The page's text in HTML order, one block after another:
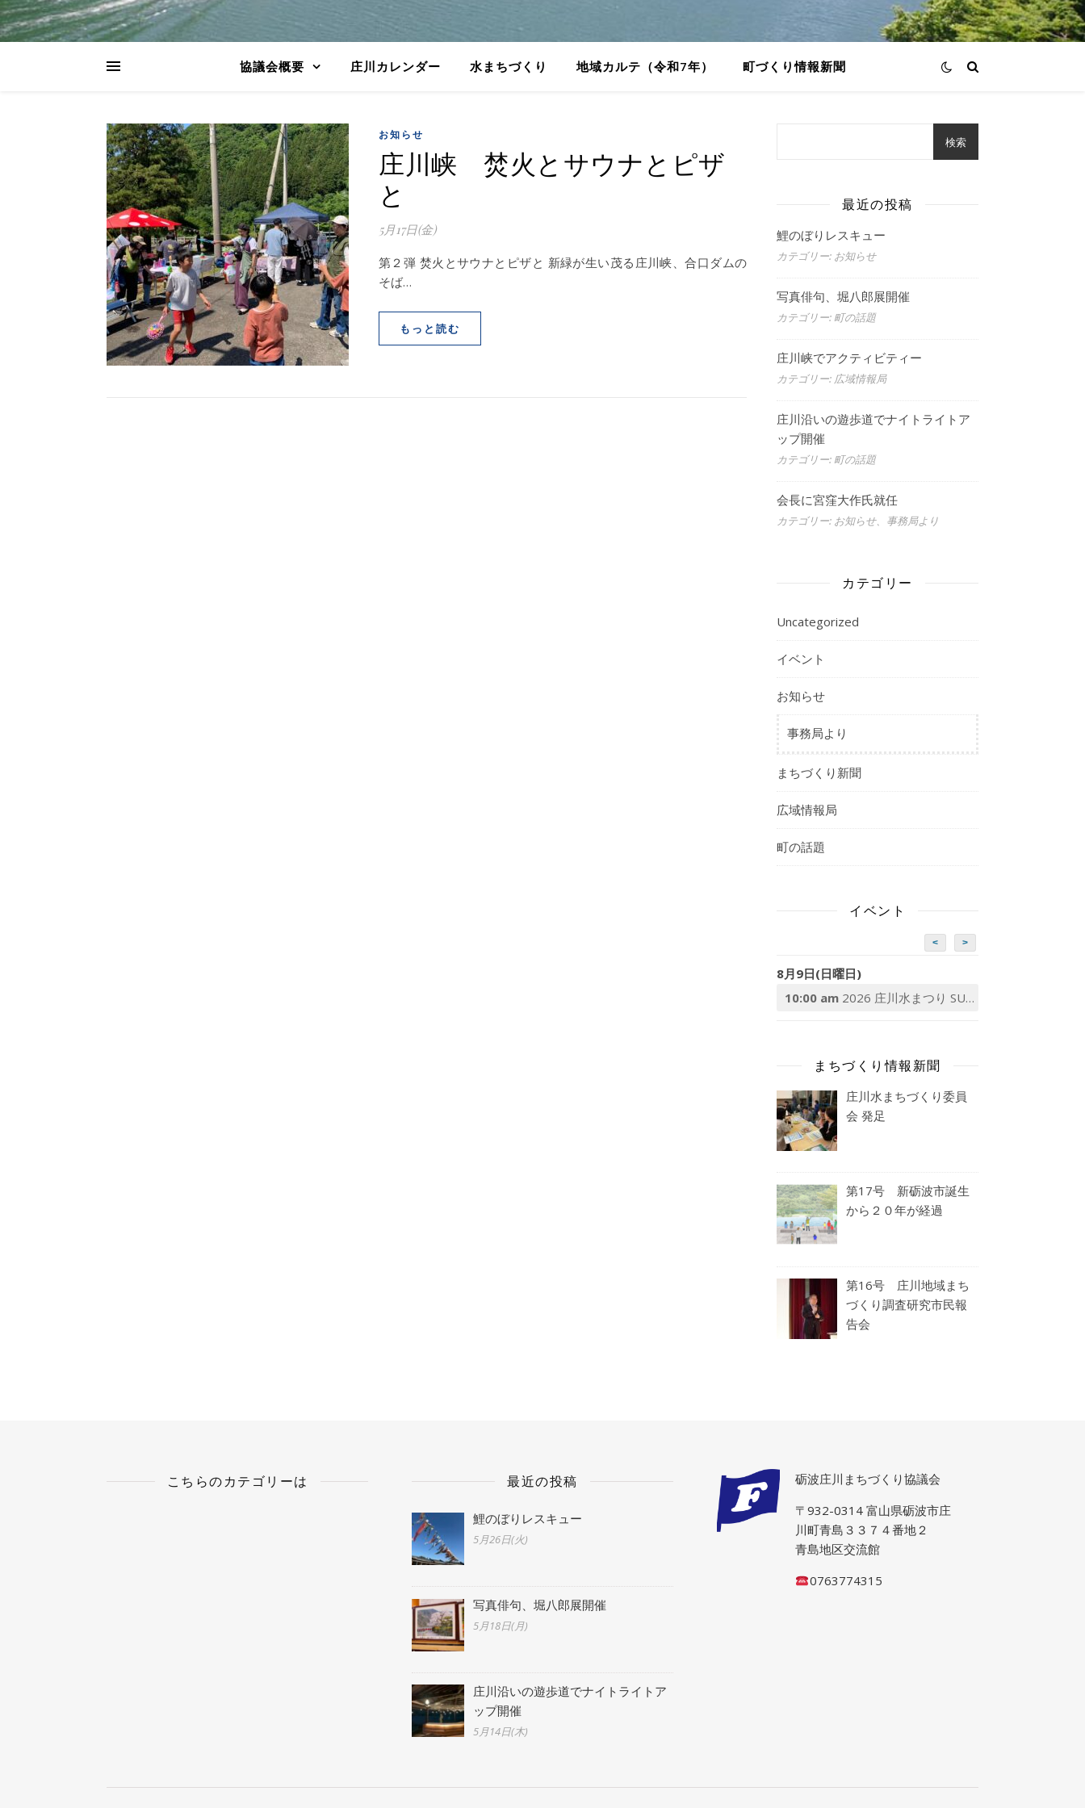
協議会概要 庄川カレンダー 水まちづくり 地域カルテ（令和7年） 町づくり情報新聞
お知らせ
庄川峡 焚火とサウナとピザ
と
5月17日(金)
第２弾 焚火とサウナとピザと 新緑が生い茂る庄川峡、合口ダムの
そば…
もっと読む
検索
最近の投稿
鯉のぼりレスキュー
カテゴリー: お知らせ
写真俳句、堀八郎展開催
カテゴリー: 町の話題
庄川峡でアクティビティー
カテゴリー: 広域情報局
庄川沿いの遊歩道でナイトライトア
ップ開催
カテゴリー: 町の話題
会長に宮窪大作氏就任
カテゴリー: お知らせ、事務局より
カテゴリー
Uncategorized
イベント
お知らせ
事務局より
まちづくり新聞
広域情報局
町の話題
イベント
< >
8月9日(日曜日)
10:00 am 2026 庄川水まつり SUP体験
まちづくり情報新聞
庄川水まちづくり委員
会 発足
第17号 新砺波市誕生
から２０年が経過
第16号 庄川地域まち
づくり調査研究市民報
告会
こちらのカテゴリーは 最近の投稿
鯉のぼりレスキュー
5月26日(火)
写真俳句、堀八郎展開催
5月18日(月)
庄川沿いの遊歩道でナイトライトア
ップ開催
5月14日(木)
砺波庄川まちづくり協議会
〒932-0314 富山県砺波市庄
川町青島３３７４番地２
青島地区交流館
0763774315